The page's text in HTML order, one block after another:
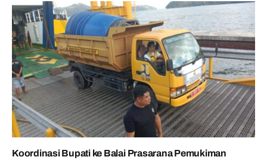
Koordinasi Bupati ke Balai Prasarana Pemukiman